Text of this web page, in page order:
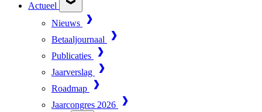
Actueel
Nieuws
Betaaljournaal
Publicaties
Jaarverslag
Roadmap
Jaarcongres 2026